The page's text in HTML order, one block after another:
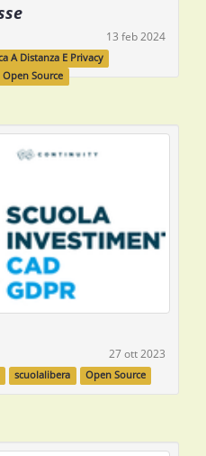
13 feb 2024
A Distanza E Privacy
Open Source
27 ott 2023
scuolalibera Open Source